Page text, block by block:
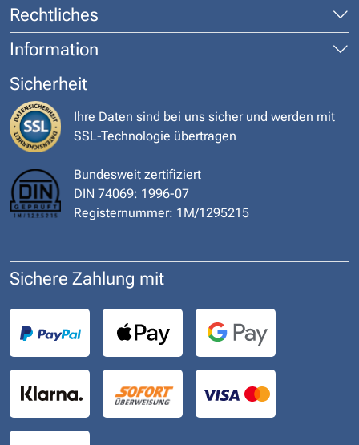
Rechtliches
Information
Sicherheit
Ihre Daten sind bei uns sicher und werden mit
SSL-Technologie übertragen
Bundesweit zertifiziert
DIN 74069: 1996-07
Registernummer: 1M/1295215
Sichere Zahlung mit